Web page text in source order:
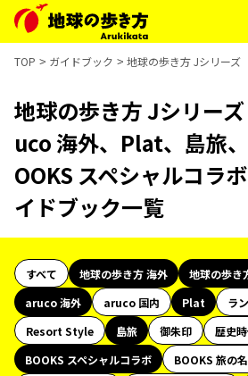
TOP ガイドブック 地球の歩き方 Jシリーズ
地球の歩き方 Jシリー
uco 海外、Plat、島旅
OOKS スペシャルコラ
イドブック一覧
すべて 地球の歩き方 海外
地球の歩き
aruco 海外
aruco 国内 Plat
ラ
Resort Style
島旅 御朱印 歴史
BOOKS スペシャルコラボ
BOOKS 旅の